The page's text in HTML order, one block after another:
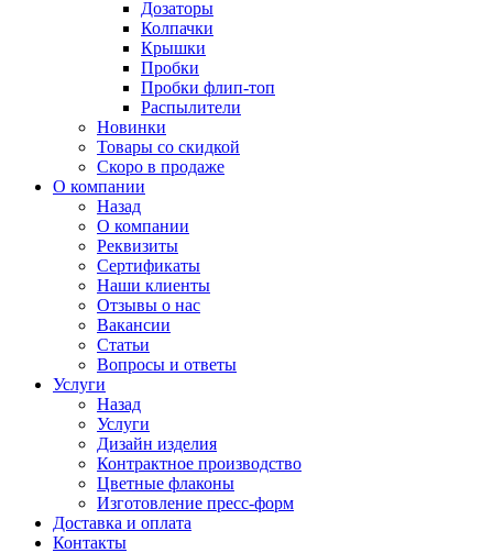
Дозаторы
Колпачки
Крышки
Пробки
Пробки флип-топ
Распылители
Новинки
Товары со скидкой
Скоро в продаже
О компании
Назад
О компании
Реквизиты
Сертификаты
Наши клиенты
Отзывы о нас
Вакансии
Статьи
Вопросы и ответы
Услуги
Назад
Услуги
Дизайн изделия
Контрактное производство
Цветные флаконы
Изготовление пресс-форм
Доставка и оплата
Контакты